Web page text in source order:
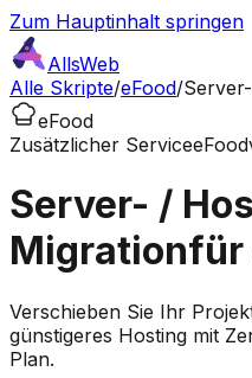
Zum Hauptinhalt springen
AllsWeb
Alle Skripte/eFood/
eFood
Zusätzlicher ServiceeFood
Server- /
Migrationfür
Verschieben Sie Ihr
günstigeres Hosting mit
Plan.